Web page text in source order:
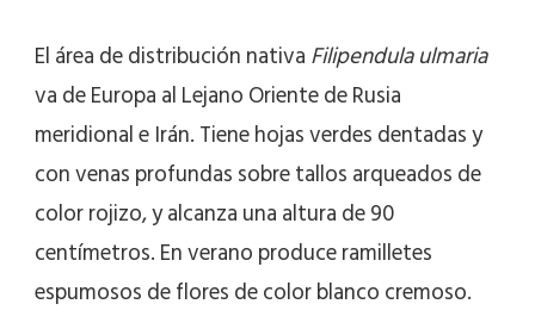
El área de distribución nativaFilipendula ulmaria
va de Europa al Lejano Oriente de Rusia
meridional e Irán. Tiene hojas verdes dentadas y
con venas profundas sobre tallos arqueados de
color rojizo, y alcanza una altura de 90
centímetros. En verano produce ramilletes
espumosos de flores de color blanco cremoso.